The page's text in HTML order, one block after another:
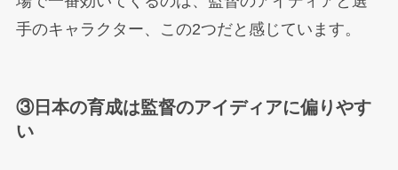
手のキャラクター、この2つだと感じています。
③日本の育成は監督のアイディアに偏りやす
い